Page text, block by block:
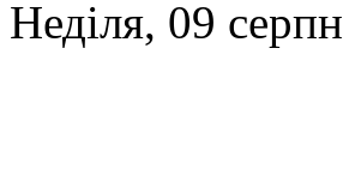
Неділя, 09